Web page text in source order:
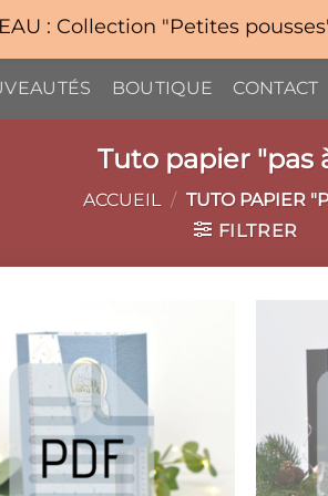
BOUTIQUE CONTACT
Tuto papier "pas
ACCUEIL / TUTO PAPIER
FILTRER
: Collection "Petites